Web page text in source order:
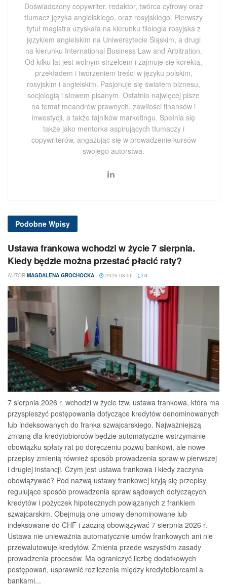
Doświadczony copywriter, redaktor, twórca cyfrowy oraz
tłumacz języka angielskiego, oraz rosyjskiego. Pierwszy
tytuł magistra uzyskała na kierunku filologia rosyjska z
językiem angielskim na Uniwersytecie Śląskim, a drugi
na kierunku International Business Law and Arbitration.
Od kilku lat jest wolnym strzelcem i zajmuje się korektą,
przekładem i tworzeniem treści w języku polskim,
rosyjskim i angielskim. Pasjonuje się światem biznesu,
socjologią i słowem pisanym. Ostatnio najwięcej pisze
na temat meandrów prawnych, zawiłości finansów i
inwestycji, a także tajników marketingu. Spełnia się
także jako mentorka aspirujących tłumaczy i
copywriterów, angażując się w prowadzenie kursów
swojego autorstwa.
Podobne Wpisy
Ustawa frankowa wchodzi w życie 7 sierpnia.
Kiedy będzie można przestać płacić raty?
AUTOR MAGDALENA GROCHOCKA 2026-08-06 0
7 sierpnia 2026 r. wchodzi w życie tzw. ustawa frankowa, która ma
przyspieszyć postępowania dotyczące kredytów denominowanych
lub indeksowanych do franka szwajcarskiego. Najważniejszą
zmianą dla kredytobiorców będzie automatyczne wstrzymanie
obowiązku spłaty rat po doręczeniu pozwu bankowi, ale nowe
przepisy zmienią również sposób prowadzenia spraw w pierwszej
i drugiej instancji. Czym jest ustawa frankowa i kiedy zaczyna
obowiązywać? Pod nazwą ustawy frankowej kryją się przepisy
regulujące sposób prowadzenia spraw sądowych dotyczących
kredytów i pożyczek hipotecznych powiązanych z frankiem
szwajcarskim. Obejmują one umowy denominowane lub
indeksowane do CHF i zaczną obowiązywać 7 sierpnia 2026 r.
Ustawa nie unieważnia automatycznie umów frankowych ani nie
przewalutowuje kredytów. Zmienia przede wszystkim zasady
prowadzenia procesów. Ma ograniczyć liczbę dodatkowych
postępowań, usprawnić rozliczenia między kredytobiorcami a
bankami...